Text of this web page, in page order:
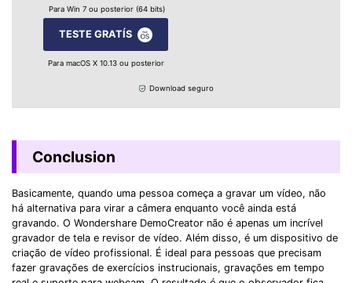
Para Win 7 ou posterior (64 bits)
TESTE GRATÍS
Para macOS X 10.13 ou posterior
Download seguro
Conclusion
Basicamente, quando uma pessoa começa a gravar um vídeo, não
há alternativa para virar a câmera enquanto você ainda está
gravando. O Wondershare DemoCreator não é apenas um incrível
gravador de tela e revisor de vídeo. Além disso, é um dispositivo de
criação de vídeo profissional. É ideal para pessoas que precisam
fazer gravações de exercícios instrucionais, gravações em tempo